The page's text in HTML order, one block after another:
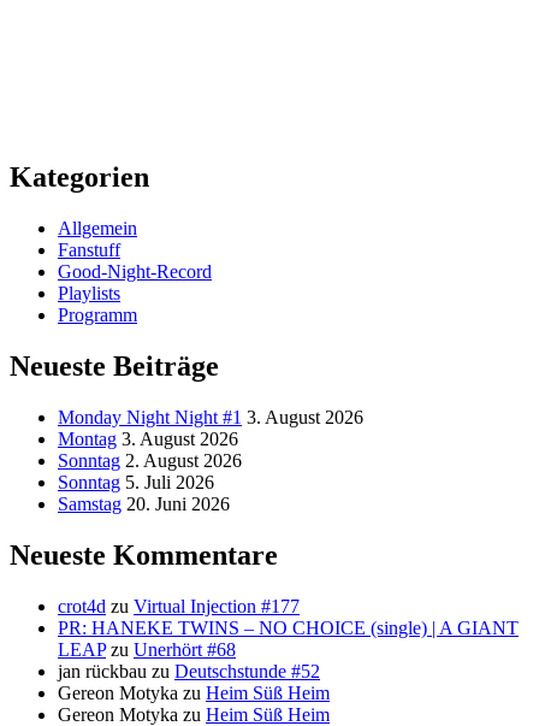
Kategorien
Allgemein
Fanstuff
Good-Night-Record
Playlists
Programm
Neueste Beiträge
Monday Night Night #1 3. August 2026
Montag 3. August 2026
Sonntag 2. August 2026
Sonntag 5. Juli 2026
Samstag 20. Juni 2026
Neueste Kommentare
crot4d zu Virtual Injection #177
PR: HANEKE TWINS – NO CHOICE (single) | A GIANT
LEAPzu Unerhört #68
jan rückbau zu Deutschstunde #52
Gereon Motyka zu Heim Süß Heim
Gereon Motyka zu Heim Süß Heim